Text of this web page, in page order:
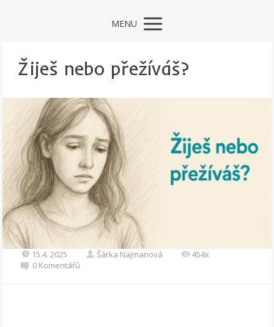
MENU
Žiješ nebo přežíváš?
15.4. 2025 Šárka Najmanová
454x
0 Komentářů